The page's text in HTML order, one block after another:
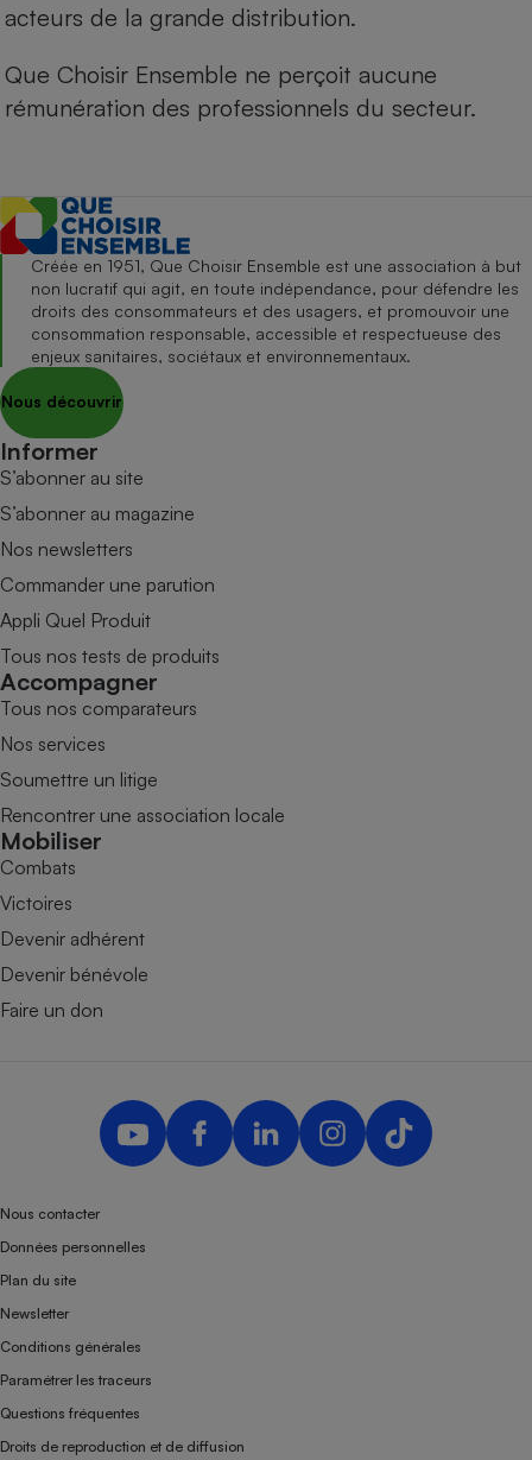
acteurs de la grande distribution.
Que Choisir Ensemble ne perçoit aucune
rémunération des professionnels du secteur.
Créée en 1951, Que Choisir Ensemble est une association à but
non lucratif qui agit, en toute indépendance, pour défendre les
droits des consommateurs et des usagers, et promouvoir une
consommation responsable, accessible et respectueuse des
enjeux sanitaires, sociétaux et environnementaux.
Nous découvrir
Informer
S’abonner au site
S’abonner au magazine
Nos newsletters
Commander une parution
Appli Quel Produit
Tous nos tests de produits
Accompagner
Tous nos comparateurs
Nos services
Soumettre un litige
Rencontrer une association locale
Mobiliser
Combats
Victoires
Devenir adhérent
Devenir bénévole
Faire un don
Nous contacter
Données personnelles
Plan du site
Newsletter
Conditions générales
Paramétrer les traceurs
Questions fréquentes
Droits de reproduction et de diffusion